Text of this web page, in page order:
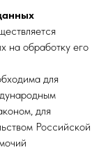
на обработку его
для
для
Российской